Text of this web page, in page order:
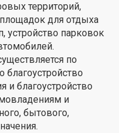
территорий,
для отдыха
устройство парковок
по
благоустройство
и благоустройство
и
бытового,